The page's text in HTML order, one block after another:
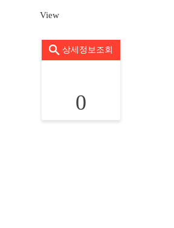
View
상세정보조회
0